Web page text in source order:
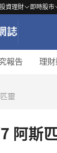
投資理財 即時股市
報告 理財
靈
阿斯